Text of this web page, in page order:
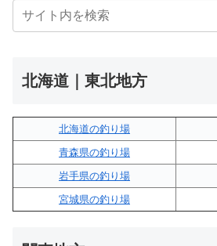
北海道｜東北地方
北海道の釣り場
青森県の釣り場
岩手県の釣り場
宮城県の釣り場